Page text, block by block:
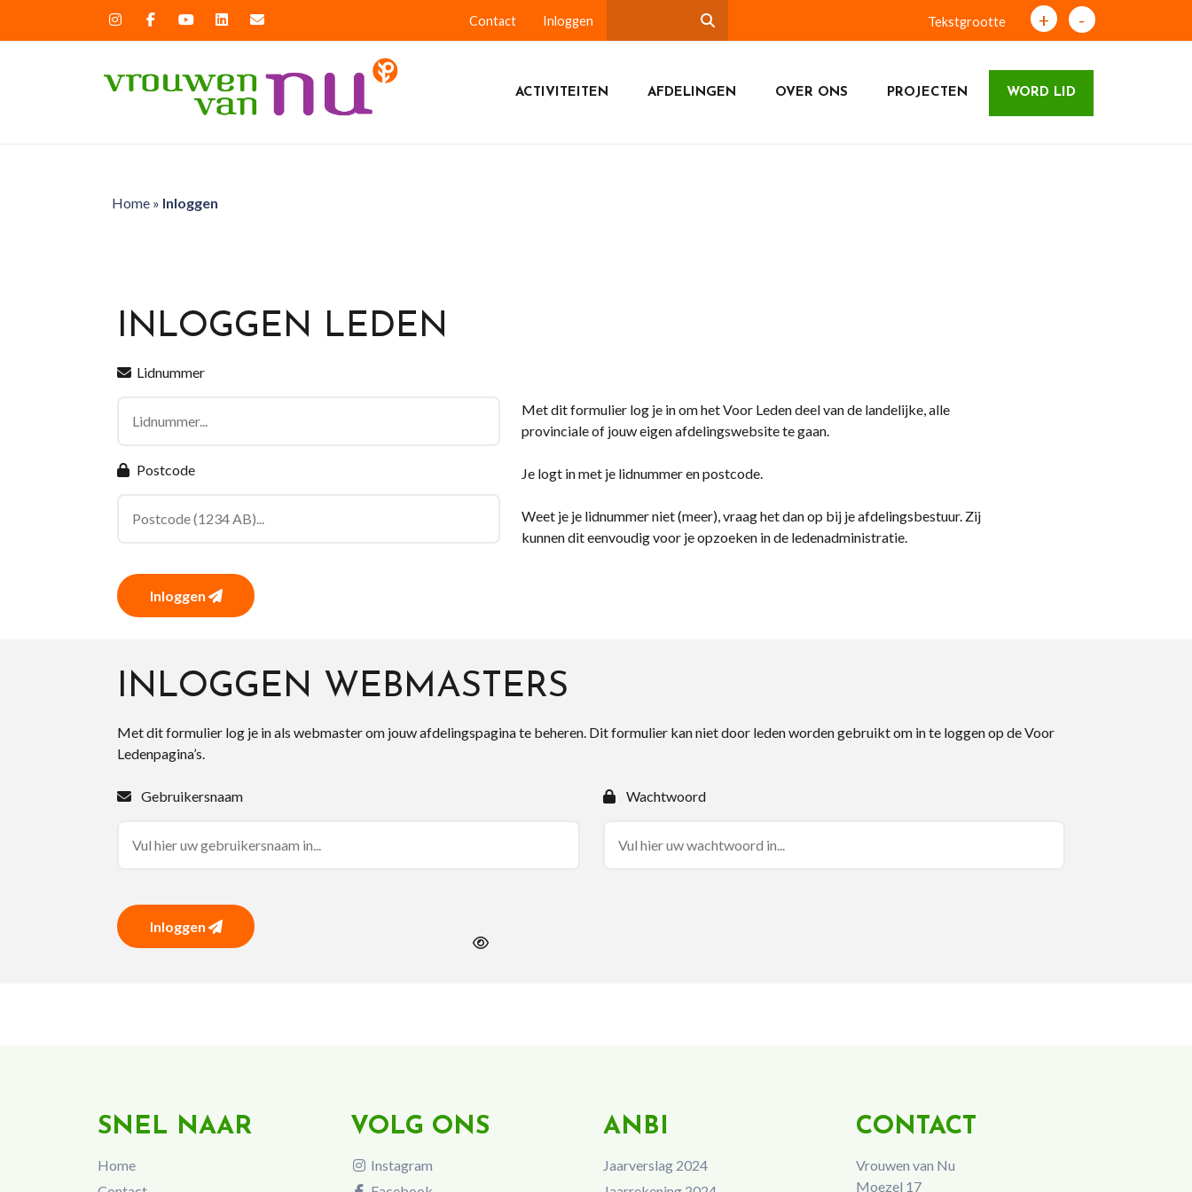
Contact Inloggen Tekstgrootte + -
ACTIVITEITEN AFDELINGEN OVER ONS PROJECTEN WORD LID
Home» Inloggen
INLOGGEN LEDEN
Lidnummer
Postcode
Inloggen
Met dit formulier log je in om het Voor Leden deel van de landelijke, alle
provinciale of jouw eigen afdelingswebsite te gaan.
Je logt in met je lidnummer en postcode.
Weet je je lidnummer niet (meer), vraag het dan op bij je afdelingsbestuur. Zij
kunnen dit eenvoudig voor je opzoeken in de ledenadministratie.
INLOGGEN WEBMASTERS
Met dit formulier log je in als webmaster om jouw afdelingspagina te beheren. Dit formulier kan niet door leden worden gebruikt om in te loggen op de Voor
Ledenpagina’s.
Gebruikersnaam Wachtwoord
Inloggen
SNEL NAAR
Home
VOLG ONS
Instagram
ANBI
Jaarverslag 2024
CONTACT
Vrouwen van Nu
Moezel 17